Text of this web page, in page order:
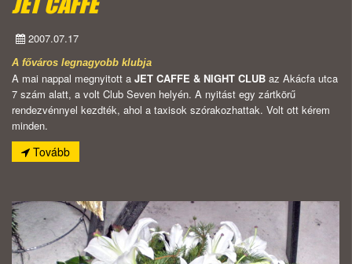
2007.07.17
A főváros legnagyobb klubja
A mai nappal megnyitott a JET CAFFE & NIGHT CLUB az Akácfa utca
7 szám alatt, a volt Club Seven helyén. A nyitást egy zártkörű
rendezvénnyel kezdték, ahol a taxisok szórakozhattak. Volt ott kérem
minden.
Tovább